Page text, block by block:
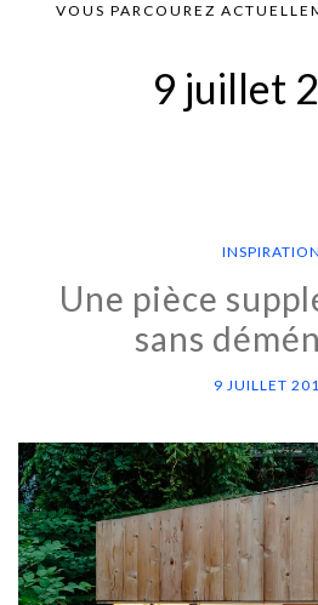
VOUS PARCOUREZ
9 juillet
INSPIRATION
Une pièce
sans
9 JUILLET